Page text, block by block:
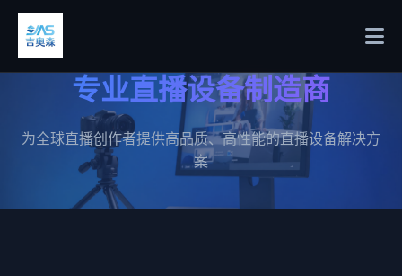
专业直播设备制造商
为全球直播创作者提供高品质、高性能的直播设备解决方
案